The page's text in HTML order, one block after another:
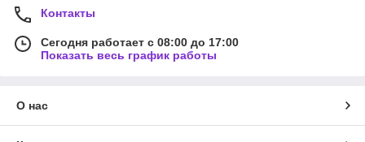
Контакты
Сегодня работает с 08:00 до 17:00
Показать весь график работы
О нас